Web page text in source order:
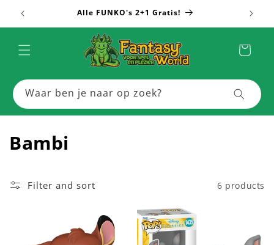
Skip to
content
Alle FUNKO's 2+1 Gratis!
Cart
Waar ben je naar op zoek?
C
l
Bambi
Filter and sort 6 products